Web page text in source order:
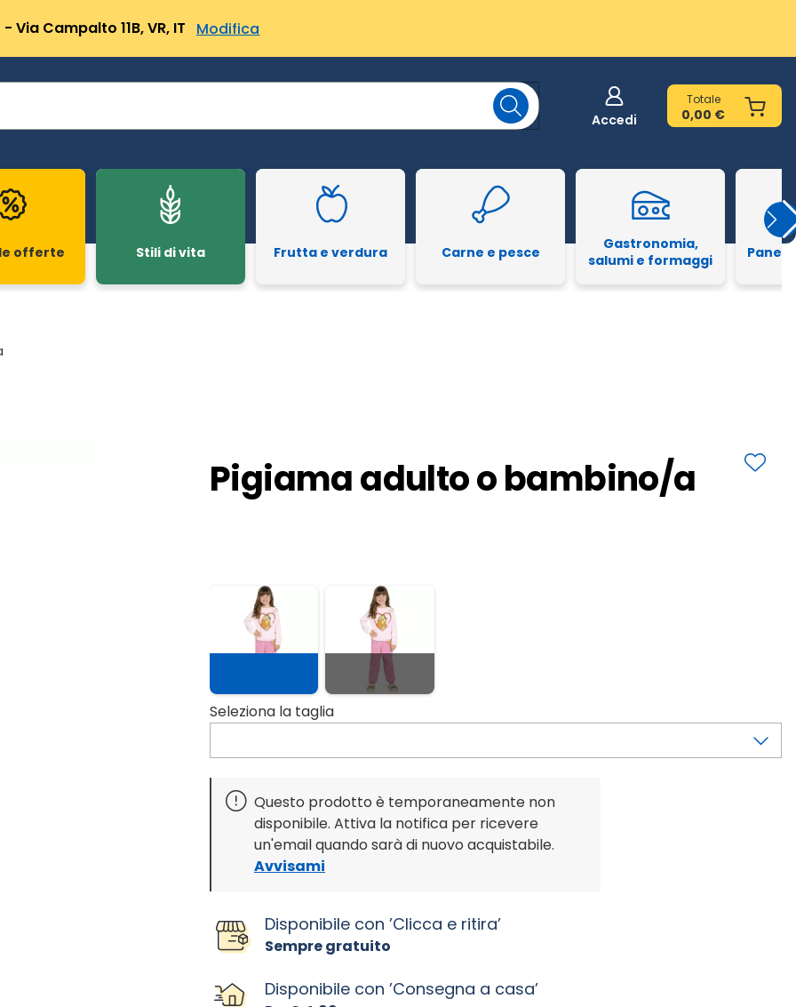
Campalto 11B, VR, IT Modifica
Accedi
Totale
0,00 €
offerte Stili di vita Frutta e verdura Carne e pesce
Gastronomia,
salumi e formaggi
Pane
Pigiama adulto o bambino/a
Slide 1 di 2
Seleziona la taglia
Questo prodotto è temporaneamente non
disponibile. Attiva la notifica per ricevere
un'email quando sarà di nuovo acquistabile.
Avvisami
Disponibile con ’Clicca e ritira’
Sempre gratuito
Disponibile con ’Consegna a casa’